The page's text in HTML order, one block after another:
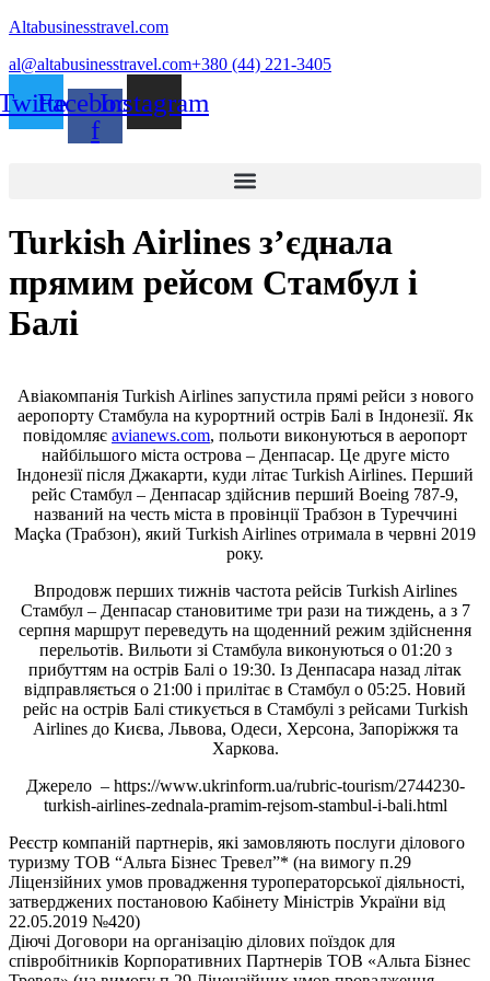
Altabusinesstravel.com
al@altabusinesstravel.com+380 (44) 221-3405
Facebook-
f
Instagram
Turkish Airlines з’єднала
прямим рейсом Стамбул і
Балі
Авіакомпанія Turkish Airlines запустила прямі рейси з нового
аеропорту Стамбула на курортний острів Балі в Індонезії. Як
повідомляє avianews.com, польоти виконуються в аеропорт
найбільшого міста острова – Денпасар. Це друге місто
Індонезії після Джакарти, куди літає Turkish Airlines. Перший
рейс Стамбул – Денпасар здійснив перший Boeing 787-9,
названий на честь міста в провінції Трабзон в Туреччині
Maçka (Трабзон), який Turkish Airlines отримала в червні 2019
року.
Впродовж перших тижнів частота рейсів Turkish Airlines
Стамбул – Денпасар становитиме три рази на тиждень, а з 7
серпня маршрут переведуть на щоденний режим здійснення
перельотів. Вильоти зі Стамбула виконуються о 01:20 з
прибуттям на острів Балі о 19:30. Із Денпасара назад літак
відправляється о 21:00 і прилітає в Стамбул о 05:25. Новий
рейс на острів Балі стикується в Стамбулі з рейсами Turkish
Airlines до Києва, Львова, Одеси, Херсона, Запоріжжя та
Харкова.
Джерело – https://www.ukrinform.ua/rubric-tourism/2744230-
turkish-airlines-zednala-pramim-rejsom-stambul-i-bali.html
Реєстр компаній партнерів, які замовляють послуги ділового
туризму ТОВ “Альта Бізнес Тревел”* (на вимогу п.29
Ліцензійних умов провадження туроператорської діяльності,
затверджених постановою Кабінету Міністрів України від
22.05.2019 №420)
Діючі Договори на організацію ділових поїздок для
співробітників Корпоративних Партнерів ТОВ «Альта Бізнес